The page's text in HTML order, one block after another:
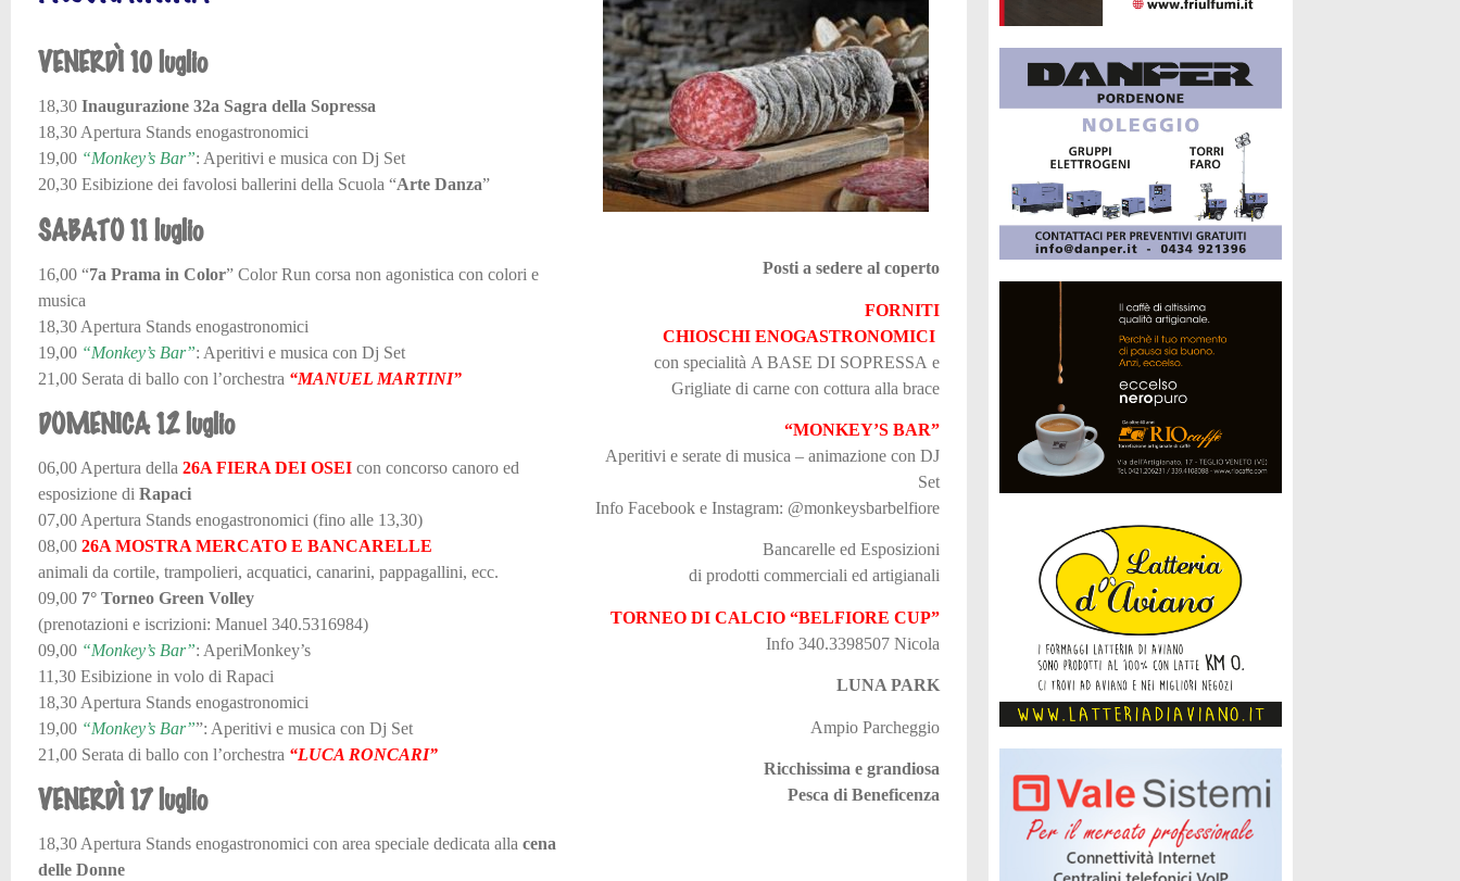
VENERDÌ 10 luglio
18,30 Inaugurazione 32a Sagra della Sopressa
18,30 Apertura Stands enogastronomici
19,00 “Monkey’s Bar”: Aperitivi e musica con Dj Set
20,30 Esibizione dei favolosi ballerini della Scuola “Arte Danza”
SABATO 11 luglio
16,00 “7a Prama in Color” Color Run corsa non agonistica con colori e
musica
18,30 Apertura Stands enogastronomici
19,00 “Monkey’s Bar”: Aperitivi e musica con Dj Set
21,00 Serata di ballo con l’orchestra “MANUEL MARTINI”
DOMENICA 12 luglio
06,00 Apertura della 26A FIERA DEI OSEI con concorso canoro ed
esposizione di Rapaci
07,00 Apertura Stands enogastronomici (fino alle 13,30)
08,00 26A MOSTRA MERCATO E BANCARELLE
animali da cortile, trampolieri, acquatici, canarini, pappagallini, ecc.
09,00 7° Torneo Green Volley
(prenotazioni e iscrizioni: Manuel 340.5316984)
09,00 “Monkey’s Bar”: AperiMonkey’s
11,30 Esibizione in volo di Rapaci
18,30 Apertura Stands enogastronomici
19,00 “Monkey’s Bar””: Aperitivi e musica con Dj Set
21,00 Serata di ballo con l’orchestra “LUCA RONCARI”
VENERDÌ 17 luglio
18,30 Apertura Stands enogastronomici con area speciale dedicata alla cena
delle Donne
Posti a sedere al coperto
FORNITI
CHIOSCHI ENOGASTRONOMICI
con specialità A BASE DI SOPRESSA e
Grigliate di carne con cottura alla brace
“MONKEY’S BAR”
Aperitivi e serate di musica – animazione con DJ
Set
Info Facebook e Instagram: @monkeysbarbelfiore
Bancarelle ed Esposizioni
di prodotti commerciali ed artigianali
TORNEO DI CALCIO “BELFIORE CUP”
Info 340.3398507 Nicola
LUNA PARK
Ampio Parcheggio
Ricchissima e grandiosa
Pesca di Beneficenza